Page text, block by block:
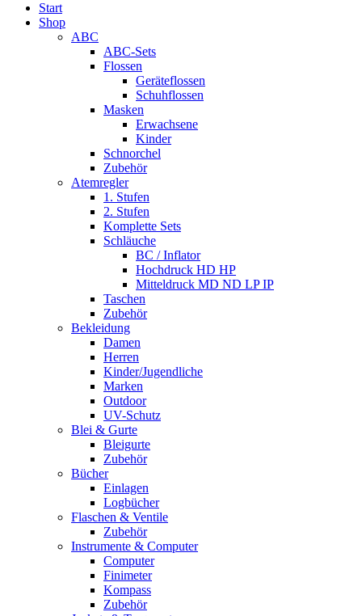
Start
Shop
ABC
ABC-Sets
Flossen
Geräteflossen
Schuhflossen
Masken
Erwachsene
Kinder
Schnorchel
Zubehör
Atemregler
1. Stufen
2. Stufen
Komplette Sets
Schläuche
BC / Inflator
Hochdruck HD HP
Mitteldruck MD ND LP IP
Taschen
Zubehör
Bekleidung
Damen
Herren
Kinder/Jugendliche
Marken
Outdoor
UV-Schutz
Blei & Gurte
Bleigurte
Zubehör
Bücher
Einlagen
Logbücher
Flaschen & Ventile
Zubehör
Instrumente & Computer
Computer
Finimeter
Kompass
Zubehör